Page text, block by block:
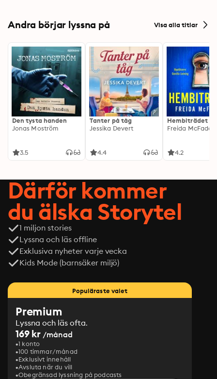
Andra börjar lyssna på Visa alla titlar
Den tysta handen
Jonas Moström
3.5
Tanter på tåg
Jessika Devert
4.4
Hembiträdet
Freida
4.2
Därför kommer
du älska Storytel
1 miljon stories
Lyssna och läs offline
Exklusiva nyheter varje vecka
Kids Mode (barnsäker miljö)
Populäraste valet
Premium
Lyssna och läs ofta.
169 kr /månad
1 konto
100 timmar/månad
Exklusivt innehåll
Avsluta när du vill
Obegränsad lyssning på podcasts